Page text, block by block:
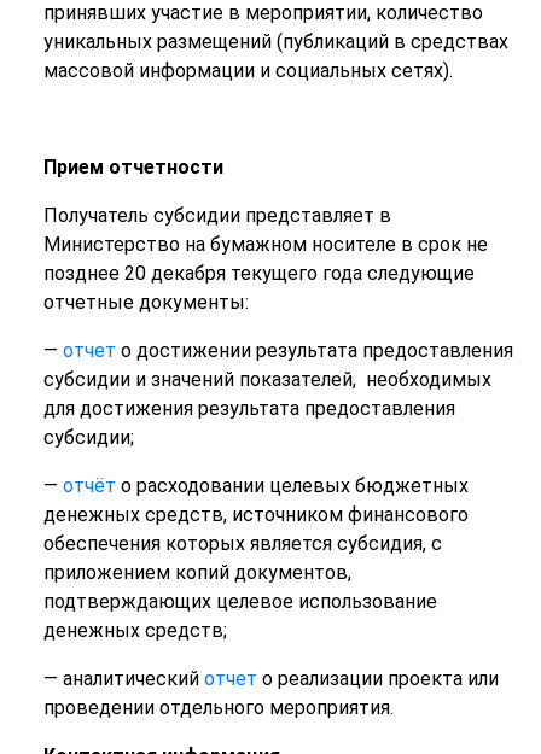
принявших участие в мероприятии, количество
уникальных размещений (публикаций в средствах
массовой информации и социальных сетях).
Прием отчетности
Получатель субсидии представляет в
Министерство на бумажном носителе в срок не
позднее 20 декабря текущего года следующие
отчетные документы:
— отчет о достижении результата предоставления
субсидии и значений показателей, необходимых
для достижения результата предоставления
субсидии;
— отчёт о расходовании целевых бюджетных
денежных средств, источником финансового
обеспечения которых является субсидия, с
приложением копий документов,
подтверждающих целевое использование
денежных средств;
— аналитический отчет о реализации проекта или
проведении отдельного мероприятия.